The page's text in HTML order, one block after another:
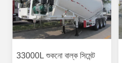
33000L শুকনো বাল্ক সিমেন্ট